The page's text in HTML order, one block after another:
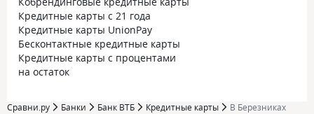
Кредитные карты с 21 года
Кредитные карты UnionPay
Бесконтактные кредитные карты
Кредитные карты с процентами
на остаток
Сравни.ру Банки Банк ВТБ Кредитные карты В Березниках